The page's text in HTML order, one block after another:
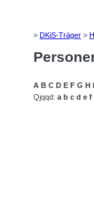
> DKiS-Träger >
A B C D E F G H I
Qjqqd: a b c d e f